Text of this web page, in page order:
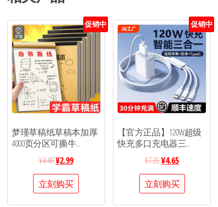
促销中
梦瑾草稿纸草稿本加厚
4000页分区可撕牛...
¥4.49¥2.99
立刻购买
促销中
【官方正品】120W超级
快充多口充电器三...
¥7.35¥4.65
立刻购买